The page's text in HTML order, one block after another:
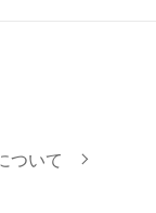
ついて